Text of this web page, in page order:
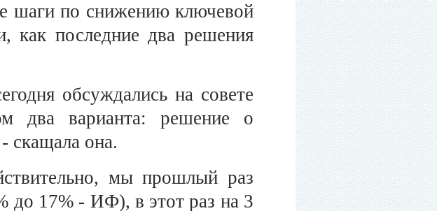
шаги по снижению ключевой
как последние два решения
обсуждались на совете
два варианта: решение о
скащала она.
мы прошлый раз
до 17% - ИФ), в этот раз на 3